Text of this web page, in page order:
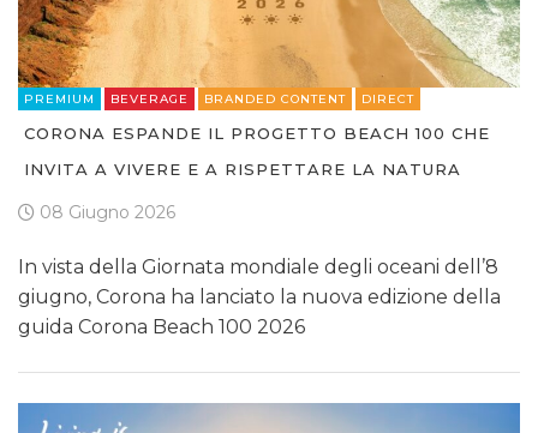
PREMIUM BEVERAGE BRANDED CONTENT DIRECT
CORONA ESPANDE IL PROGETTO BEACH 100 CHE
INVITA A VIVERE E A RISPETTARE LA NATURA
08 Giugno 2026
In vista della Giornata mondiale degli oceani dell’8
giugno, Corona ha lanciato la nuova edizione della
guida Corona Beach 100 2026